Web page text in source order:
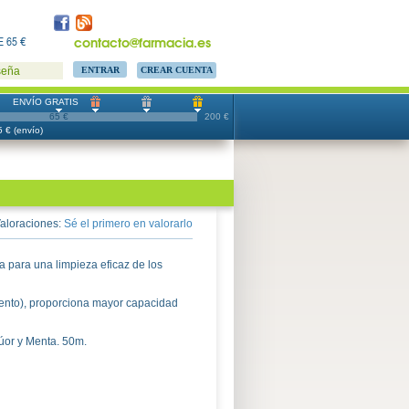
contacto@farmacia.es
65 €
CREAR CUENTA
200 €
ENVÍO GRATIS
65 €
€ (envío)
Sé el primero en valorarlo
para una limpieza eficaz de los
proporciona mayor capacidad
y Menta. 50m.